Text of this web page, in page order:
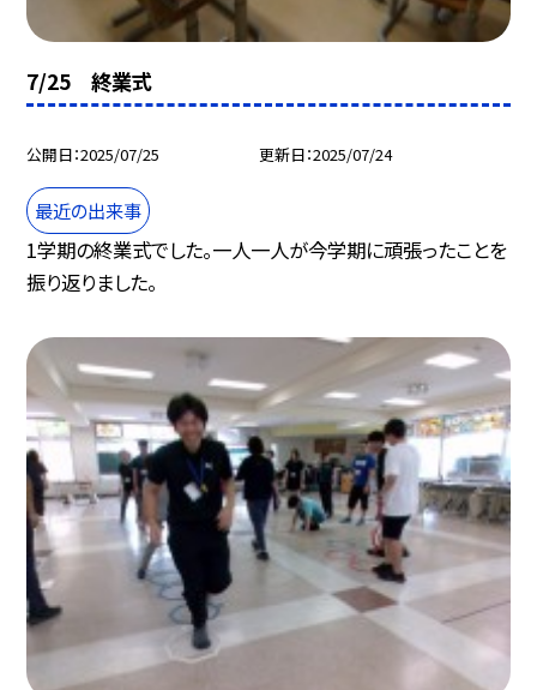
7/25 終業式
公開日 2025/07/25 更新日 2025/07/24
最近の出来事
1学期の終業式でした。一人一人が今学期に頑張ったことを
振り返りました。